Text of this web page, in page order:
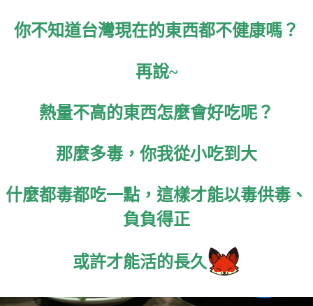
你不知道台灣現在的東西都不健康嗎？
再說~
熱量不高的東西怎麼會好吃呢？
那麼多毒，你我從小吃到大
什麼都毒都吃一點，這樣才能以毒供毒、
負負得正
或許才能活的長久